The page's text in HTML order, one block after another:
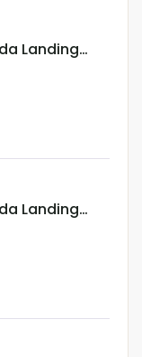
Landing
2026
Landing
2026